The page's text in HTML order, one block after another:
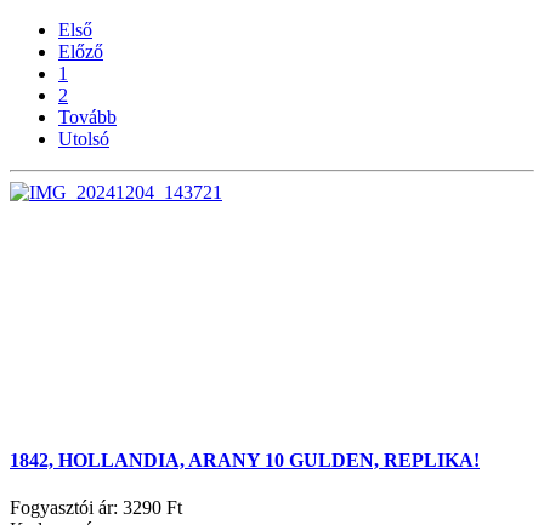
Első
Előző
1
2
Tovább
Utolsó
1842, HOLLANDIA, ARANY 10 GULDEN, REPLIKA!
Fogyasztói ár: 3290 Ft